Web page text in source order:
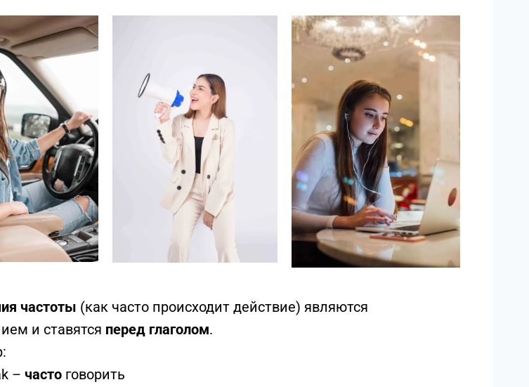
частоты (как часто происходит действие) являются
и ставятся перед глаголом.
– частоговорить